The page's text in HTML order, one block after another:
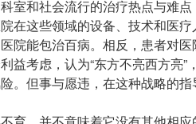
室和社会流行的治疗热点与难
在这些领域的设备、技术和医
院能包治百病。相反，患者对
益考虑，认为“东方不亮西方亮
。但事与愿违，在这种战略的